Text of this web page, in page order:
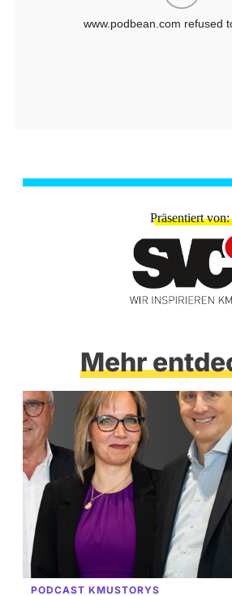
Präsentiert von
Mehr
PODCAST KMUSTORYS